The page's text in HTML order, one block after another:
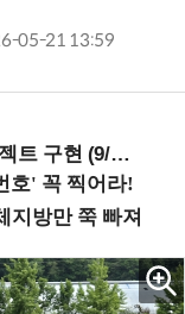
05-21 13:59
16 ~17 강남역)